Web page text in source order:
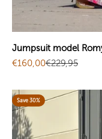
Jumpsuit model
Sale price
€160,00Regular price
€229,95
Save 30%